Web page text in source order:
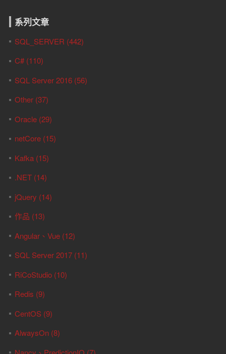
系列文章
SQL_SERVER (442)
C# (110)
SQL Server 2016 (56)
Other (37)
Oracle (29)
netCore (15)
Kafka (15)
.NET (14)
jQuery (14)
作品 (13)
Angular、Vue (12)
SQL Server 2017 (11)
RiCoStudio (10)
Redis (9)
CentOS (9)
AlwaysOn (8)